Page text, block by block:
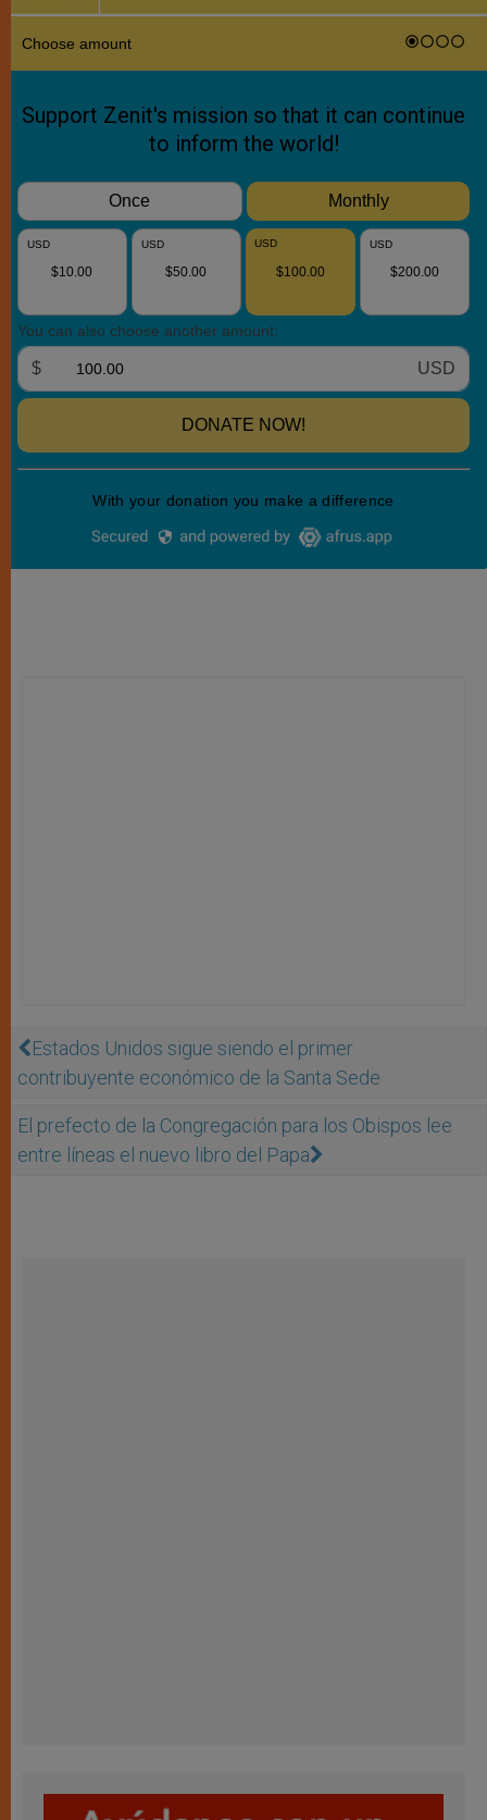
Estados Unidos sigue siendo el primer
contribuyente económico de la Santa Sede
El prefecto de la Congregación para los Obispos lee
entre líneas el nuevo libro del Papa